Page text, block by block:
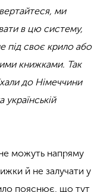
ми
в цю систему,
під своє крило або
книжками. Так
до Німеччини
українській
не можуть напряму
й не залучати у
пояснює, що тут